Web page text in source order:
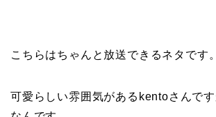
こちらはちゃんと放送できるネタです。
可愛らしい雰囲気があるkentoさんで